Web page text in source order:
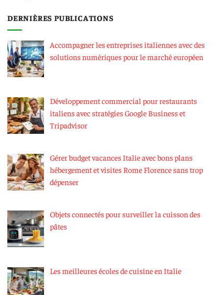
DERNIÈRES PUBLICATIONS
Accompagner les entreprises italiennes avec des
solutions numériques pour le marché européen
Développement commercial pour restaurants
italiens avec stratégies Google Business et
Tripadvisor
Gérer budget vacances Italie avec bons plans
hébergement et visites Rome Florence sans trop
dépenser
Objets connectés pour surveiller la cuisson des
pâtes
Les meilleures écoles de cuisine en Italie